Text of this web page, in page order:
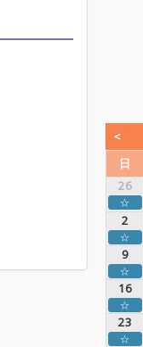
日
26
☆
2
☆
9
☆
16
☆
23
☆